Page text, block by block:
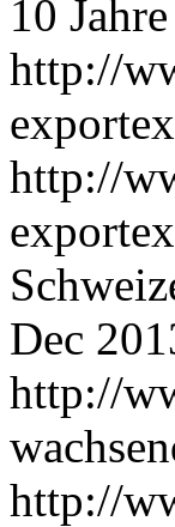
10
http://
http://
Dec
http://
http://